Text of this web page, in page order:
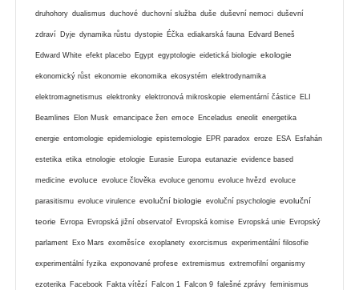
druhohory dualismus duchové duchovní služba duše duševní nemoci duševní
zdraví Dyje dynamika růstu dystopie Éčka ediakarská fauna Edvard Beneš
Edward White efekt placebo Egypt egyptologie eidetická biologie ekologie
ekonomický růst ekonomie ekonomika ekosystém elektrodynamika
elektromagnetismus elektronky elektronová mikroskopie elementární částice ELI
Beamlines Elon Musk emancipace žen emoce Enceladus eneolit energetika
energie entomologie epidemiologie epistemologie EPR paradox eroze ESA Esfahán
estetika etika etnologie etologie Eurasie Europa eutanazie evidence based
medicine evoluce evoluce člověka evoluce genomu evoluce hvězd evoluce
parasitismu evoluce virulence evoluční biologie evoluční psychologie evoluční
teorie Evropa Evropská jižní observatoř Evropská komise Evropská unie Evropský
parlament Exo Mars exoměsíce exoplanety exorcismus experimentální filosofie
experimentální fyzika exponované profese extremismus extremofilní organismy
ezoterika Facebook Fakta vítězí Falcon 1 Falcon 9 falešné zprávy feminismus